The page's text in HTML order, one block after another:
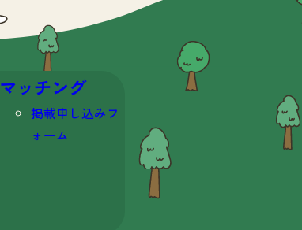
マッチング
掲載申し込みフ
ォーム